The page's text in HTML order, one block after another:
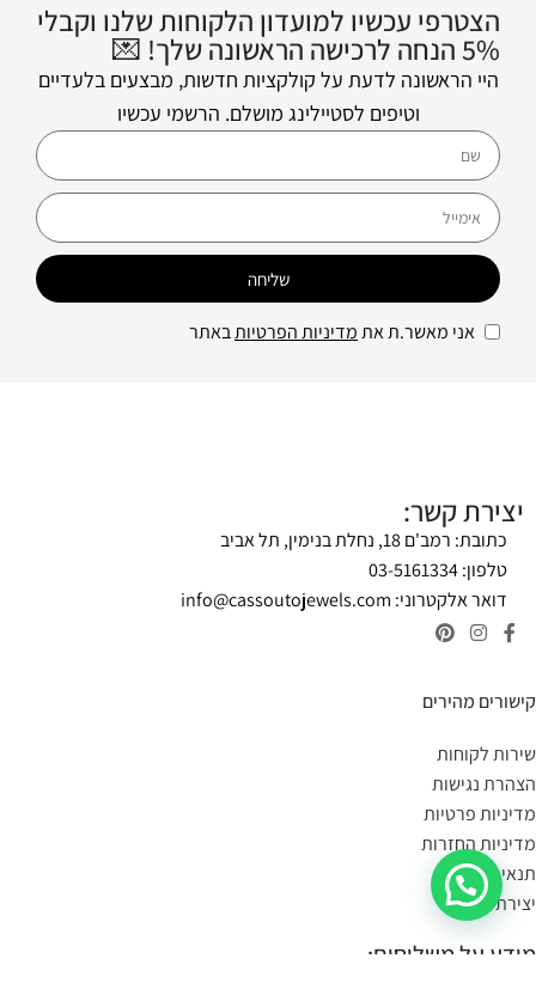
הצטרפי עכשיו למועדון הלקוחות שלנו וקבלי
5% הנחה לרכישה הראשונה שלך! 💌
היי הראשונה לדעת על קולקציות חדשות, מבצעים בלעדיים
וטיפים לסטיילינג מושלם. הרשמי עכשיו
אני מאשר.ת אתמדיניות הפרטיותבאתר
שליחה
יצירת קשר:
כתובת: רמב'ם 18, נחלת בנימין, תל אביב
טלפון: 03-5161334
דואר אלקטרוני: info@cassoutojewels.com
קישורים מהירים
שירות לקוחות
הצהרת נגישות
מדיניות פרטיות
מדיניות החזרות
תנאי שימוש
יצירת קשר
מידע על משלוחים: